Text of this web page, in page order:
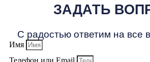
ЗАДАТЬ
С радостью ответим на все
Имя